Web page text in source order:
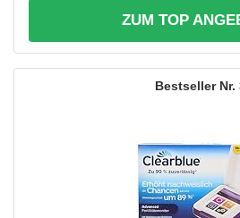
ZUM TOP